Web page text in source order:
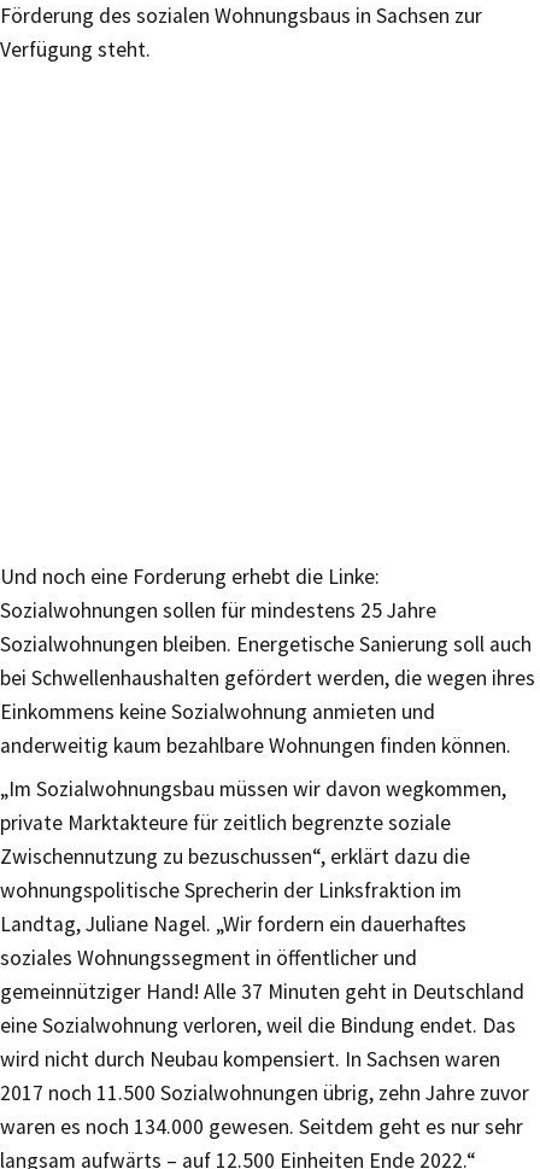
Förderung des sozialen Wohnungsbaus in Sachsen zur
Verfügung steht.
Und noch eine Forderung erhebt die Linke:
Sozialwohnungen sollen für mindestens 25 Jahre
Sozialwohnungen bleiben. Energetische Sanierung soll auch
bei Schwellenhaushalten gefördert werden, die wegen ihres
Einkommens keine Sozialwohnung anmieten und
anderweitig kaum bezahlbare Wohnungen finden können.
„Im Sozialwohnungsbau müssen wir davon wegkommen,
private Marktakteure für zeitlich begrenzte soziale
Zwischennutzung zu bezuschussen“, erklärt dazu die
wohnungspolitische Sprecherin der Linksfraktion im
Landtag, Juliane Nagel. „Wir fordern ein dauerhaftes
soziales Wohnungssegment in öffentlicher und
gemeinnütziger Hand! Alle 37 Minuten geht in Deutschland
eine Sozialwohnung verloren, weil die Bindung endet. Das
wird nicht durch Neubau kompensiert. In Sachsen waren
2017 noch 11.500 Sozialwohnungen übrig, zehn Jahre zuvor
waren es noch 134.000 gewesen. Seitdem geht es nur sehr
langsam aufwärts – auf 12.500 Einheiten Ende 2022.“